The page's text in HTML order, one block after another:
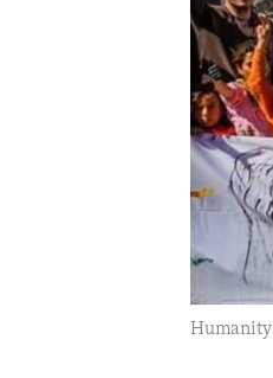
Humanity